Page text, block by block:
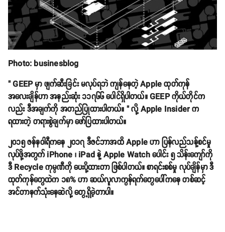
Photo: businesblog
" GEEP မှာ ဖျက်ဆီးခြင်း မလုပ်ရဘဲ ကျန်နေတဲ့ Apple ထုတ်ကုန်
အလေးချိန်ဟာ အနည်းဆုံး ၁၁၇၆၆ ပေါင်ရှိပါတယ်။ GEEP ကိုယ်တိုင်က
လည်း ဒီအချက်ကို အတည်ပြုထားပါတယ်။ " လို့ Apple Insider က
ရထားတဲ့ တရားစွဲချက်မှာ ဖော်ပြထားပါတယ်။
၂၀၁၅ ဇန်နဝါရီကနေ ၂၀၁၇ ဒီဇင်ဘာအထိ Apple ဟာ ပြန်လည်သန့်စင်မှု
လုပ်ဖို့အတွက် iPhone ၊ iPad နဲ့ Apple Watch ပေါင်း ၅ သိန်းကျော်ကို
ဒီ Recycle ကုမ္ပဏီကို ပေးပို့ထားတာ ဖြစ်ပါတယ်။ စာရင်းစစ်မှု လုပ်ချိန်မှာ ဒီ
ထုတ်ကုန်တွေထဲက ၁၈% ဟာ ဆယ်လူလာကွန်ရက်တွေပေါ်ကနေ တစ်ဆင့်
အင်တာနက်သုံးနေဆဲလို့ တွေ့ရှိခဲ့တာပါ။